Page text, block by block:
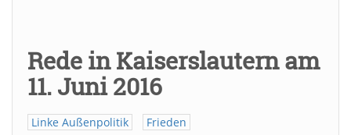
Rede in Kaiserslautern am
11. Juni 2016
Linke Außenpolitik
Frieden